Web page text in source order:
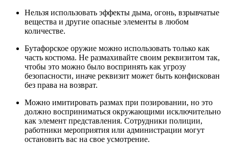
Нельзя использовать эффекты дыма, огонь, взрывчатые
вещества и другие опасные элементы в любом
количестве.
Бутафорское оружие можно использовать только как
часть костюма. Не размахивайте своим реквизитом так,
чтобы это можно было воспринять как угрозу
безопасности, иначе реквизит может быть конфискован
без права на возврат.
Можно имитировать размах при позировании, но это
должно восприниматься окружающими исключительно
как элемент представления. Сотрудники полиции,
работники мероприятия или администрации могут
остановить вас на свое усмотрение.